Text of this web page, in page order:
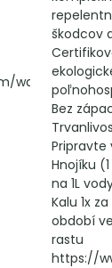
watch?
škodcov
Bez
Pripravte
Hnojíku
na 1L
Kalu 1x
období
rastu
https://